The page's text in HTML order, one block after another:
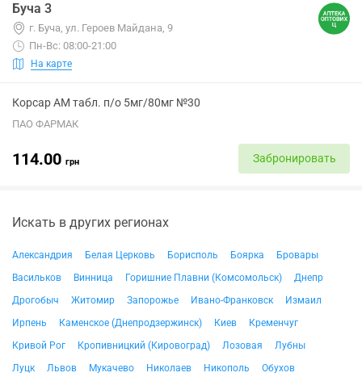
Буча 3
г. Буча, ул. Героев Майдана, 9
Пн-Вс: 08:00-21:00
На карте
Корсар АМ табл. п/о 5мг/80мг №30
ПАО ФАРМАК
114.00 грн Забронировать
Искать в других регионах
Александрия Белая Церковь Борисполь Боярка
Бровары
Васильков
Винница Горишние Плавни (Комсомольск)
Днепр
Дрогобыч
Житомир Запорожье Ивано-Франковск
Измаил
Ирпень
Каменское (Днепродзержинск) Киев
Кременчуг
Кривой Рог
Кропивницкий (Кировоград) Лозовая
Лубны
Луцк
Львов Мукачево Николаев Никополь
Обухов